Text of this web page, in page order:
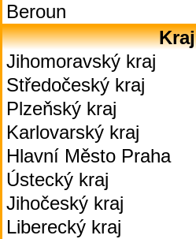
Beroun
Kraj
Jihomoravský kraj
Středočeský kraj
Plzeňský kraj
Karlovarský kraj
Hlavní Město Praha
Ústecký kraj
Jihočeský kraj
Liberecký kraj